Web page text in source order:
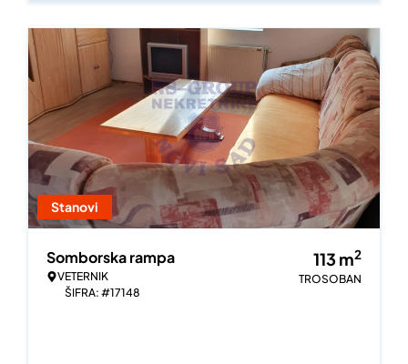
Stanovi
Somborska rampa
VETERNIK
ŠIFRA: #17148
113 m2
TROSOBAN